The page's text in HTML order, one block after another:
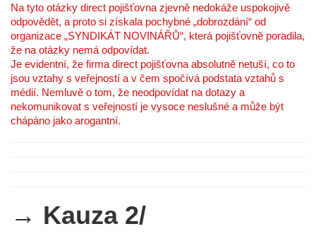
Na tyto otázky direct pojišťovna zjevně nedokáže uspokojivě
odpovědět, a proto si získala pochybné „dobrozdání“ od
organizace „SYNDIKÁT NOVINÁŘŮ“, která pojišťovně poradila,
že na otázky nemá odpovídat.
Je evidentní, že firma direct pojišťovna absolutně netuší, co to
jsou vztahy s veřejností a v čem spočívá podstata vztahů s
médií. Nemluvě o tom, že neodpovídat na dotazy a
nekomunikovat s veřejností je vysoce neslušné a může být
chápáno jako arogantní.
→ Kauza 2/